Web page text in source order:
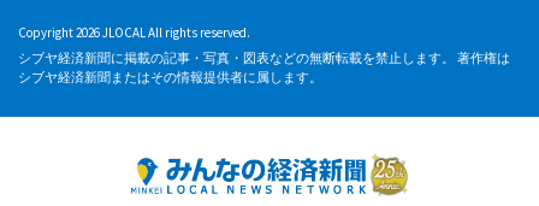
Copyright 2026 JLOCAL All rights reserved.
シブヤ経済新聞に掲載の記事・写真・図表などの無断転載を禁止します。 著作権は
シブヤ経済新聞またはその情報提供者に属します。